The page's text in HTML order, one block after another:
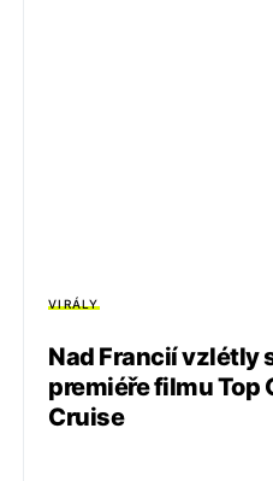
VIRÁLY
Nad Francií vzlétly
premiéře filmu Top
Cruise